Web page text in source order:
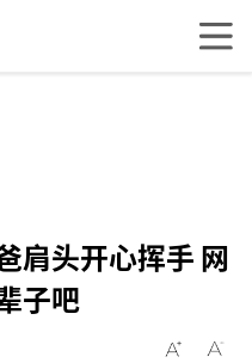
肩头开心挥手 网
子吧